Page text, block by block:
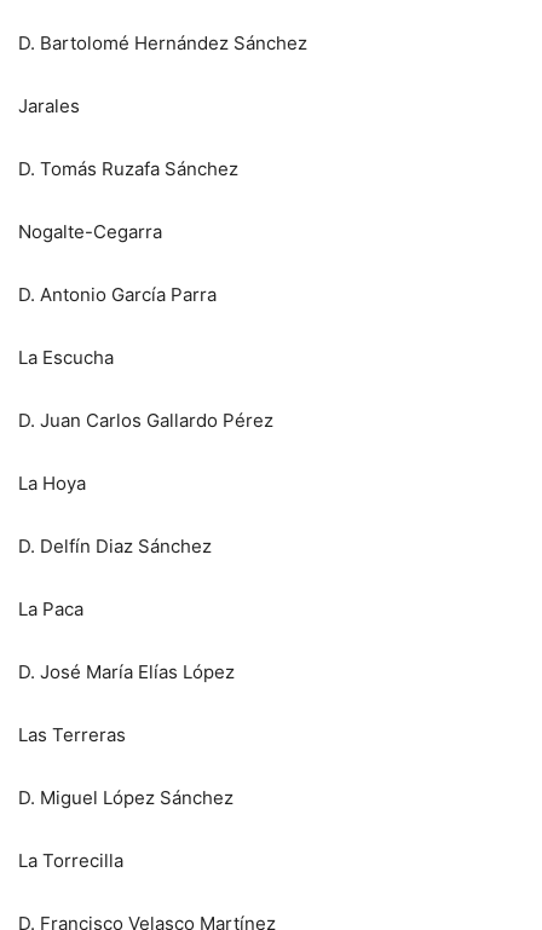
D. Bartolomé Hernández Sánchez
Jarales
D. Tomás Ruzafa Sánchez
Nogalte-Cegarra
D. Antonio García Parra
La Escucha
D. Juan Carlos Gallardo Pérez
La Hoya
D. Delfín Diaz Sánchez
La Paca
D. José María Elías López
Las Terreras
D. Miguel López Sánchez
La Torrecilla
D. Francisco Velasco Martínez